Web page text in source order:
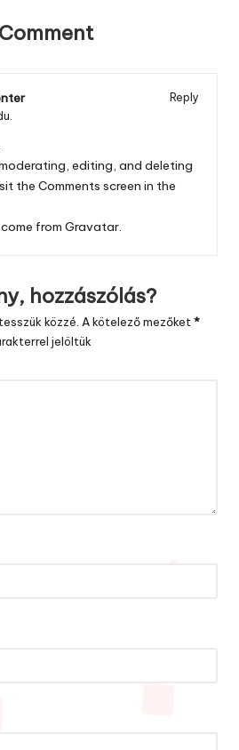
Reply
editing, and deleting
the Comments screen in the
from Gravatar.
hozzászólás?
közzé. A kötelező mezőket *
jelöltük